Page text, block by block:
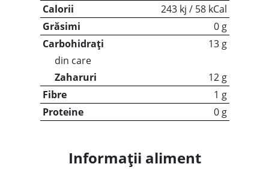
Calorii
243 kj / 58 kCal
Grăsimi
0 g
Carbohidrați
13 g
din care
Zaharuri
12 g
Fibre
1 g
Proteine
0 g
Informații aliment